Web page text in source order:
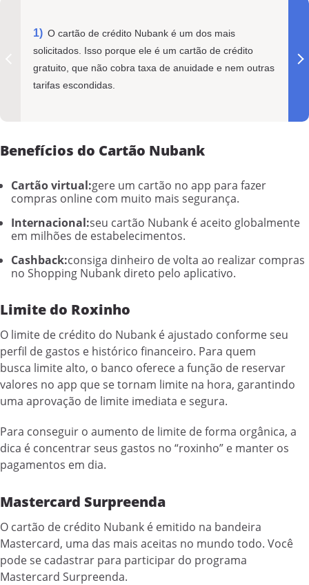
O cartão de crédito Nubank é um dos mais
solicitados. Isso porque ele é um cartão de crédito
gratuito, que não cobra taxa de anuidade e nem outras
tarifas escondidas.
Benefícios do Cartão Nubank
Cartão virtual:gere um cartão no app para fazer
compras online com muito mais segurança.
Internacional:seu cartão Nubank é aceito globalmente
em milhões de estabelecimentos.
Cashback:consiga dinheiro de volta ao realizar compras
no Shopping Nubank direto pelo aplicativo.
Limite do Roxinho
O limite de crédito do Nubank é ajustado conforme seu
perfil de gastos e histórico financeiro. Para quem
busca limite alto, o banco oferece a função de reservar
valores no app que se tornam limite na hora, garantindo
uma aprovação de limite imediata e segura.
Para conseguir o aumento de limite de forma orgânica, a
dica é concentrar seus gastos no “roxinho” e manter os
pagamentos em dia.
Mastercard Surpreenda
O cartão de crédito Nubank é emitido na bandeira
Mastercard, uma das mais aceitas no mundo todo. Você
pode se cadastrar para participar do programa
Mastercard Surpreenda.